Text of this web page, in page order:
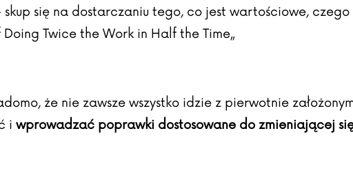
się na dostarczaniu tego, co jest wartościowe,
Doing Twice the Work in Half the Time„
że nie zawsze wszystko idzie z pierwotnie
i wprowadzać poprawki dostosowane do zmieniającej